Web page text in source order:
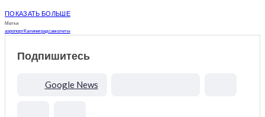
ПОКАЗАТЬ БОЛЬШЕ
Метки
аэропортКалиниградсамолеты
Подпишитесь
Google News